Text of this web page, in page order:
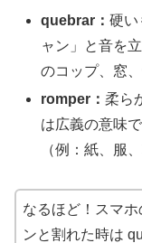
quebrar：硬い
ャン」と音を
のコップ、窓
romper：柔ら
は広義の意味
（例：紙、服
なるほど！スマ
ンと割れた時は